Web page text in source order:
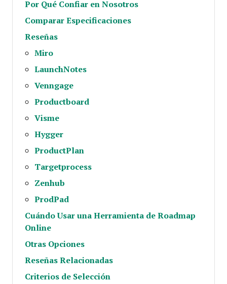
Por Qué Confiar en Nosotros
Comparar Especificaciones
Reseñas
Miro
LaunchNotes
Venngage
Productboard
Visme
Hygger
ProductPlan
Targetprocess
Zenhub
ProdPad
Cuándo Usar una Herramienta de Roadmap
Online
Otras Opciones
Reseñas Relacionadas
Criterios de Selección